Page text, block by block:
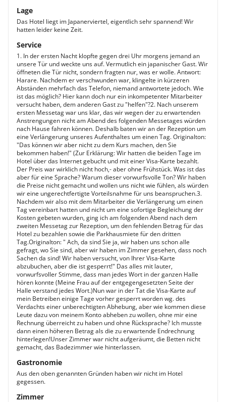
Lage
Das Hotel liegt im Japanerviertel, eigentlich sehr spannend! Wir
hatten leider keine Zeit.
Service
1. In der ersten Nacht klopfte gegen drei Uhr morgens jemand an
unsere Tür und weckte uns auf. Vermutlich ein japanischer Gast. Wir
öffneten die Tür nicht, sondern fragten nur, was er wolle. Antwort:
Harare. Nachdem er verschwunden war, klingelte in kürzeren
Abständen mehrfach das Telefon, niemand antwortete jedoch. Wie
ist das möglich? Hier kann doch nur ein inkompetenter Mitarbeiter
versucht haben, dem anderen Gast zu "helfen"?2. Nach unserem
ersten Messetag war uns klar, das wir wegen der zu erwartenden
Anstrengungen nicht am Abend des folgenden Messetages würden
nach Hause fahren können. Deshalb baten wir an der Rezeption um
eine Verlängerung unseres Aufenthaltes um einen Tag. Originalton:
"Das können wir aber nicht zu dem Kurs machen, den Sie
bekommen haben!" (Zur Erklärung: Wir hatten die beiden Tage im
Hotel über das Internet gebucht und mit einer Visa-Karte bezahlt.
Der Preis war wirklich nicht hoch,- aber ohne Frühstück. Was ist das
aber für eine Sprache? Warum dieser vorwurfsvolle Ton? Wir haben
die Preise nicht gemacht und wollen uns nicht wie fühlen, als würden
wir eine ungerechtfertigte Vorteilsnahme für uns beanspruchen.3.
Nachdem wir also mit dem Mitarbeiter die Verlängerung um einen
Tag vereinbart hatten und nicht um eine sofortige Begleichung der
Kosten gebeten wurden, ging ich am folgenden Abend nach dem
zweiten Messetag zur Rezeption, um den fehlenden Betrag für das
Hotel zu bezahlen sowie die Parkhausmiete für den dritten
Tag.Originalton: " Ach, da sind Sie ja, wir haben uns schon alle
gefragt, wo Sie sind, aber wir haben im Zimmer gesehen, dass noch
Sachen da sind! Wir haben versucht, von Ihrer Visa-Karte
abzubuchen, aber die ist gesperrt!" Das alles mit lauter,
vorwurfsvoller Stimme, dass man jedes Wort in der ganzen Halle
hören konnte (Meine Frau auf der entgegengesetzten Seite der
Halle verstand jedes Wort.)Nun war in der Tat die Visa-Karte auf
mein Betreiben einige Tage vorher gesperrt worden wg. des
Verdachts einer unberechtigten Abhebung, aber wie kommen diese
Leute dazu von meinem Konto abheben zu wollen, ohne mir eine
Rechnung überreicht zu haben und ohne Rücksprache? Ich musste
dann einen höheren Betrag als die zu erwartende Endrechnung
hinterlegen!Unser Zimmer war nicht aufgeräumt, die Betten nicht
gemacht, das Badezimmer wie hinterlassen.
Gastronomie
Aus den oben genannten Gründen haben wir nicht im Hotel
gegessen.
Zimmer